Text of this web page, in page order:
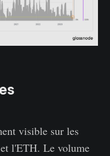
visible sur les
l'ETH. Le volume